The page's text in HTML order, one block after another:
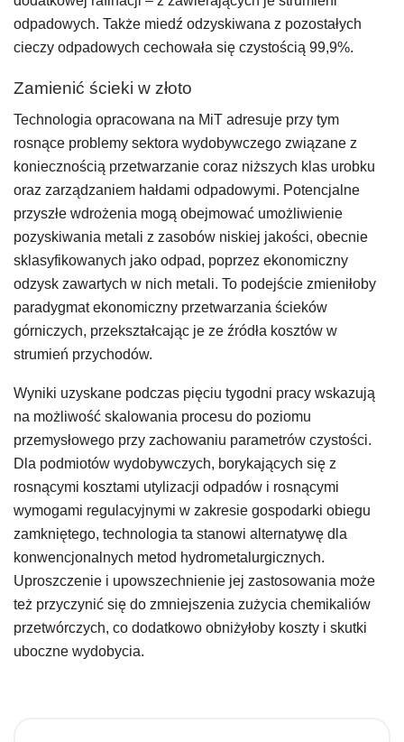
odpadowych. Także miedź odzyskiwana z pozostałych
cieczy odpadowych cechowała się czystością 99,9%.
Zamienić ścieki w złoto
Technologia opracowana na MiT adresuje przy tym
rosnące problemy sektora wydobywczego związane z
koniecznością przetwarzanie coraz niższych klas urobku
oraz zarządzaniem hałdami odpadowymi. Potencjalne
przyszłe wdrożenia mogą obejmować umożliwienie
pozyskiwania metali z zasobów niskiej jakości, obecnie
sklasyfikowanych jako odpad, poprzez ekonomiczny
odzysk zawartych w nich metali. To podejście zmieniłoby
paradygmat ekonomiczny przetwarzania ścieków
górniczych, przekształcając je ze źródła kosztów w
strumień przychodów.
Wyniki uzyskane podczas pięciu tygodni pracy wskazują
na możliwość skalowania procesu do poziomu
przemysłowego przy zachowaniu parametrów czystości.
Dla podmiotów wydobywczych, borykających się z
rosnącymi kosztami utylizacji odpadów i rosnącymi
wymogami regulacyjnymi w zakresie gospodarki obiegu
zamkniętego, technologia ta stanowi alternatywę dla
konwencjonalnych metod hydrometalurgicznych.
Uproszczenie i upowszechnienie jej zastosowania może
też przyczynić się do zmniejszenia zużycia chemikaliów
przetwórczych, co dodatkowo obniżyłoby koszty i skutki
uboczne wydobycia.